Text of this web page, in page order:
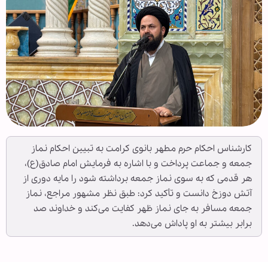
کارشناس احکام حرم مطهر بانوی کرامت به تبیین احکام نماز
جمعه و جماعت پرداخت و با اشاره به فرمایش امام صادق(ع)،
هر قدمی که به سوی نماز جمعه برداشته شود را مایه دوری از
آتش دوزخ دانست و تأکید کرد: طبق نظر مشهور مراجع، نماز
جمعه مسافر به جای نماز ظهر کفایت می‌کند و خداوند صد
برابر بیشتر به او پاداش می‌دهد.